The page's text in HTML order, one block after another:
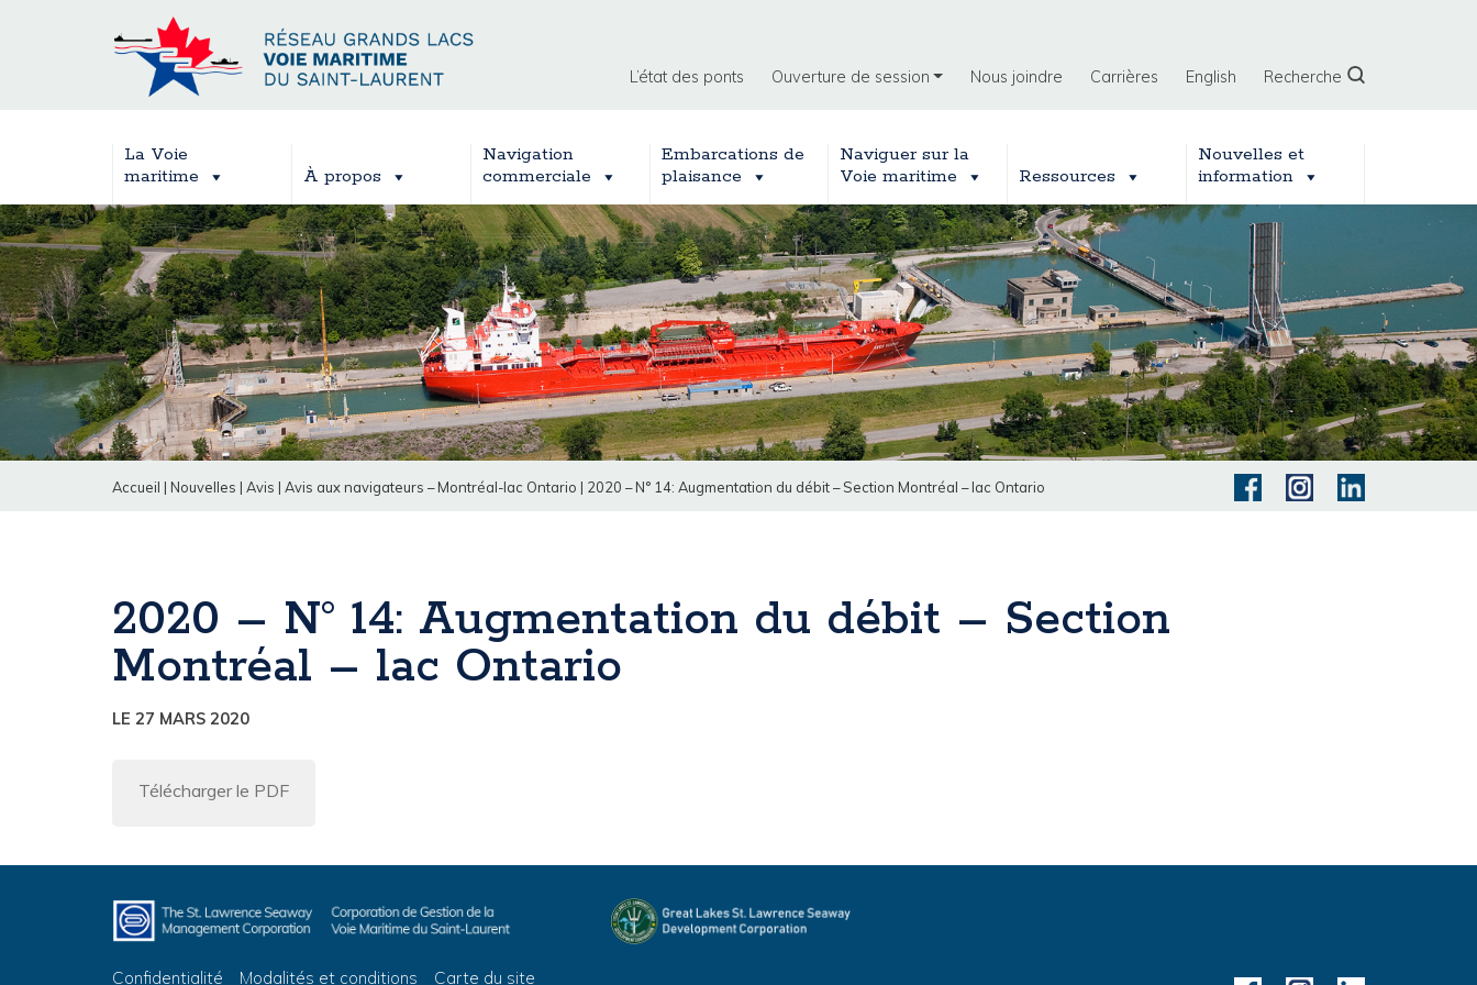
L’état des ponts Ouverture de session Nous joindre Carrières English Recherche
La Voie
maritime
À propos
Navigation
commerciale
Embarcations de
plaisance
Naviguer sur la
Voie maritime
Ressources
Nouvelles et
information
Accueil | Nouvelles | Avis | Avis aux navigateurs – Montréal-lac Ontario | 2020 – N° 14: Augmentation du débit – Section Montréal – lac Ontario
2020 – N° 14: Augmentation du débit – Section
Montréal – lac Ontario
LE 27 MARS 2020
Télécharger le PDF
Confidentialité Modalités et conditions Carte du site